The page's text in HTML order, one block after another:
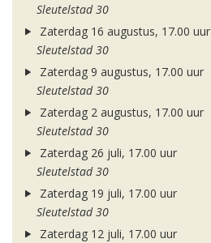
Sleutelstad 30
Zaterdag 16 augustus, 17.00 uur
Sleutelstad 30
Zaterdag 9 augustus, 17.00 uur
Sleutelstad 30
Zaterdag 2 augustus, 17.00 uur
Sleutelstad 30
Zaterdag 26 juli, 17.00 uur
Sleutelstad 30
Zaterdag 19 juli, 17.00 uur
Sleutelstad 30
Zaterdag 12 juli, 17.00 uur